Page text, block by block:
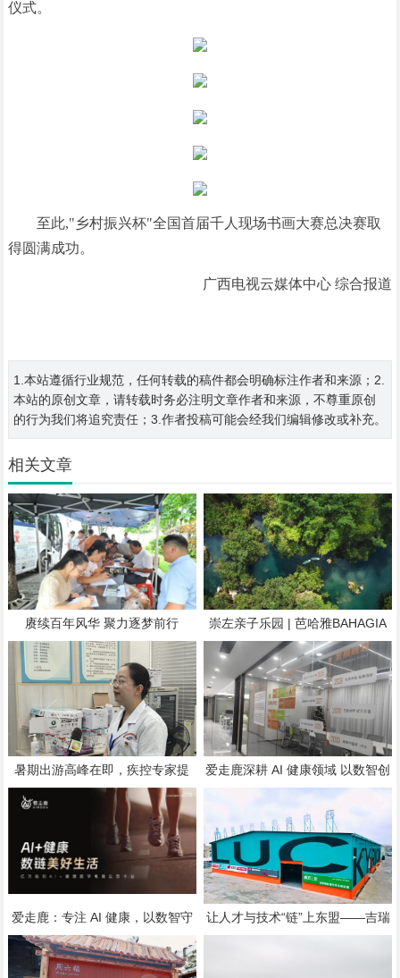
仪式。
至此,"乡村振兴杯"全国首届千人现场书画大赛总决赛取
得圆满成功。
广西电视云媒体中心 综合报道
1.本站遵循行业规范，任何转载的稿件都会明确标注作者和来源；2.
本站的原创文章，请转载时务必注明文章作者和来源，不尊重原创
的行为我们将追究责任；3.作者投稿可能会经我们编辑修改或补充。
相关文章
赓续百年风华 聚力逐梦前行
崇左亲子乐园 | 芭哈雅BAHAGIA
户外隐世乐园，7月试启幕
暑期出游高峰在即，疾控专家提
醒：人员流动加剧肺炎球菌传播，
九成孩子缺乏免疫屏障
爱走鹿深耕 AI 健康领域 以数智创
新，赋能全民健康
爱走鹿：专注 AI 健康，以数智守
护全民日常健康生活
让人才与技术“链”上东盟——吉瑞
驰新能源汽修培训5月21日开班，